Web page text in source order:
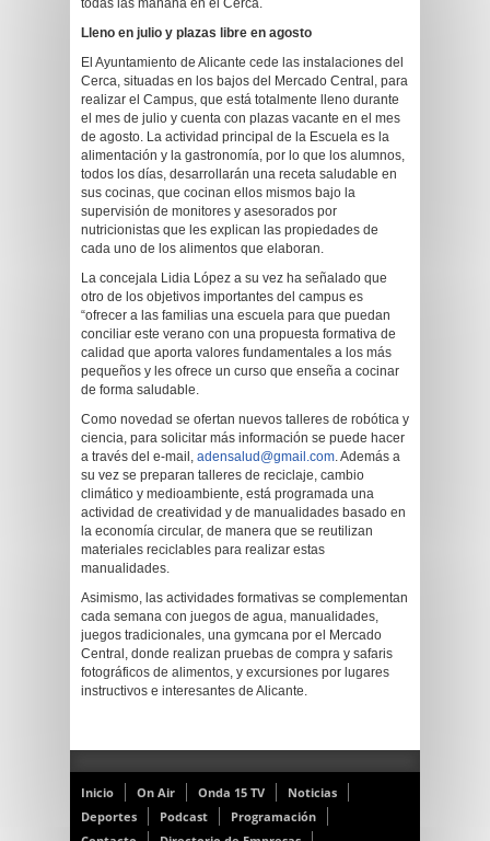
todas las mañana en el Cerca.
Lleno en julio y plazas libre en agosto
El Ayuntamiento de Alicante cede las instalaciones del
Cerca, situadas en los bajos del Mercado Central, para
realizar el Campus, que está totalmente lleno durante
el mes de julio y cuenta con plazas vacante en el mes
de agosto. La actividad principal de la Escuela es la
alimentación y la gastronomía, por lo que los alumnos,
todos los días, desarrollarán una receta saludable en
sus cocinas, que cocinan ellos mismos bajo la
supervisión de monitores y asesorados por
nutricionistas que les explican las propiedades de
cada uno de los alimentos que elaboran.
La concejala Lidia López a su vez ha señalado que
otro de los objetivos importantes del campus es
“ofrecer a las familias una escuela para que puedan
conciliar este verano con una propuesta formativa de
calidad que aporta valores fundamentales a los más
pequeños y les ofrece un curso que enseña a cocinar
de forma saludable.
Como novedad se ofertan nuevos talleres de robótica y
ciencia, para solicitar más información se puede hacer
a través del e-mail, adensalud@gmail.com. Además a
su vez se preparan talleres de reciclaje, cambio
climático y medioambiente, está programada una
actividad de creatividad y de manualidades basado en
la economía circular, de manera que se reutilizan
materiales reciclables para realizar estas
manualidades.
Asimismo, las actividades formativas se complementan
cada semana con juegos de agua, manualidades,
juegos tradicionales, una gymcana por el Mercado
Central, donde realizan pruebas de compra y safaris
fotográficos de alimentos, y excursiones por lugares
instructivos e interesantes de Alicante.
Inicio On Air Onda 15 TV
Noticias
Deportes
Podcast
Programación